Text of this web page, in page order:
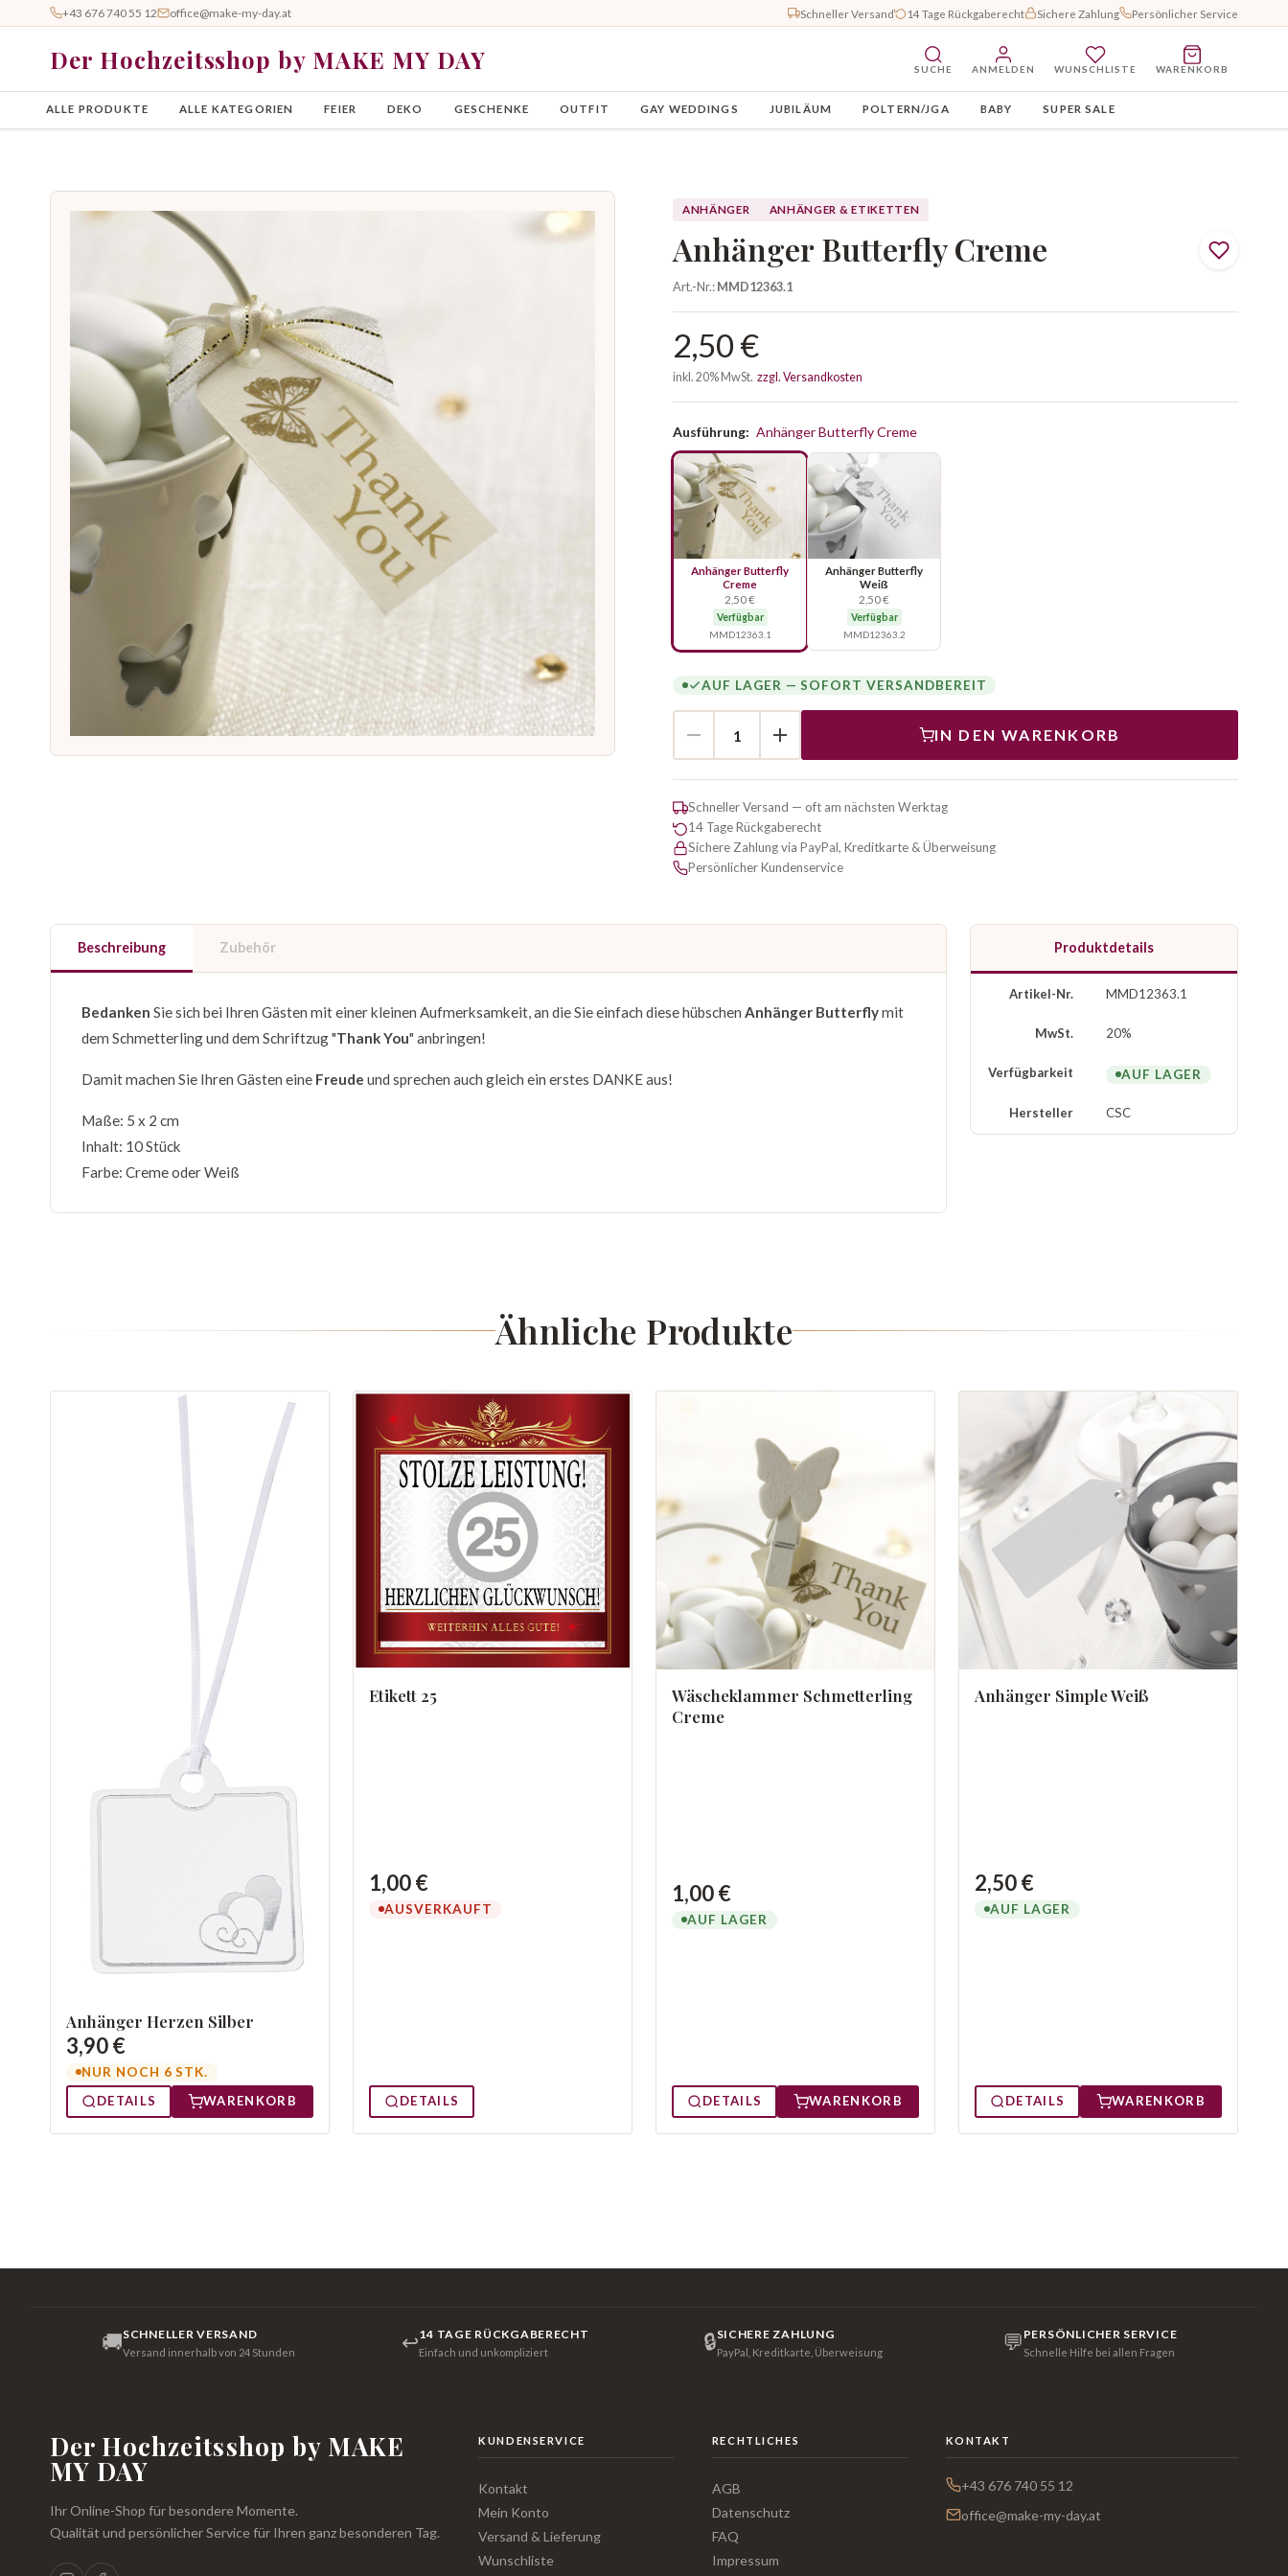
+43 676 740 55 12 office@make-my-day.at Schneller Versand 14 Tage Rückgaberecht Sichere Zahlung Persönlicher Service
Der Hochzeitsshop by MAKE MY DAY SUCHE ANMELDEN WUNSCHLISTE WARENKORB
ALLE PRODUKTE ALLE KATEGORIEN FEIER DEKO GESCHENKE OUTFIT GAY WEDDINGS JUBILÄUM POLTERN/JGA BABY SUPER SALE
ANHÄNGER ANHÄNGER & ETIKETTEN
Anhänger Butterfly Creme
Art.-Nr.:MMD12363.1
2,50 €
inkl. 20% MwSt. zzgl. Versandkosten
Ausführung: Anhänger Butterfly Creme
Anhänger Butterfly
Creme
2,50 €
Verfügbar
MMD12363.1
Anhänger Butterfly
Weiß
2,50 €
Verfügbar
MMD12363.2
AUF LAGER — SOFORT VERSANDBEREIT
IN DEN WARENKORB
Schneller Versand — oft am nächsten Werktag
14 Tage Rückgaberecht
Sichere Zahlung via PayPal, Kreditkarte & Überweisung
Persönlicher Kundenservice
Beschreibung Zubehör
Bedanken Sie sich bei Ihren Gästen mit einer kleinen Aufmerksamkeit, an die Sie einfach diese hübschen Anhänger Butterflymit
dem Schmetterling und dem Schriftzug "Thank You" anbringen!
Damit machen Sie Ihren Gästen eine Freude und sprechen auch gleich ein erstes DANKE aus!
Maße: 5 x 2 cm
Inhalt: 10 Stück
Farbe: Creme oder Weiß
Produktdetails
Artikel-Nr. MMD12363.1
MwSt. 20%
Verfügbarkeit AUF LAGER
Hersteller CSC
Ähnliche Produkte
Anhänger Herzen Silber
3,90 €
NUR NOCH 6 STK.
DETAILS
WARENKORB
Etikett 25
1,00 €
AUSVERKAUFT
DETAILS
Wäscheklammer Schmetterling
Creme
1,00 €
AUF LAGER
DETAILS WARENKORB
Anhänger Simple Weiß
2,50 €
AUF LAGER
DETAILS WARENKORB
🚚SCHNELLER VERSAND
Versand innerhalb von 24 Stunden ↩14 TAGE RÜCKGABERECHT
Einfach und unkompliziert 🔒SICHERE ZAHLUNG
PayPal, Kreditkarte, Überweisung 💬 PERSÖNLICHER SERVICE
Schnelle Hilfe bei allen Fragen
Der Hochzeitsshop by MAKE
MY DAY
Ihr Online-Shop für besondere Momente.
Qualität und persönlicher Service für Ihren ganz besonderen Tag.
KUNDENSERVICE
Kontakt
Mein Konto
Versand & Lieferung
Wunschliste
RECHTLICHES
AGB
Datenschutz
FAQ
Impressum
KONTAKT
+43 676 740 55 12
office@make-my-day.at